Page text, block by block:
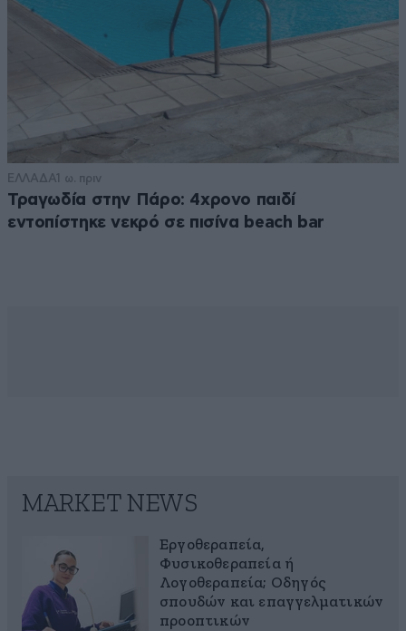
ΕΛΛΑΔΑ1 ω. πριν
Τραγωδία στην Πάρο: 4χρονο παιδί
εντοπίστηκε νεκρό σε πισίνα beach bar
MARKET NEWS
Εργοθεραπεία,
Φυσικοθεραπεία ή
Λογοθεραπεία; Οδηγός
σπουδών και επαγγελματικών
προοπτικών